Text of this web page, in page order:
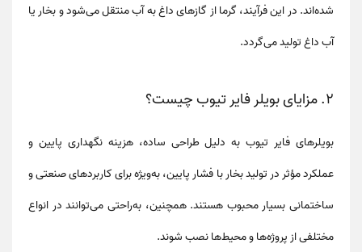
شده‌اند. در این فرآیند، گرما از گازهای داغ به آب منتقل می‌شود و بخار یا
آب داغ تولید می‌گردد.
۲. مزایای بویلر فایر تیوب چیست؟
بویلرهای فایر تیوب به دلیل طراحی ساده، هزینه نگهداری پایین و
عملکرد مؤثر در تولید بخار با فشار پایین، به‌ویژه برای کاربردهای صنعتی و
ساختمانی بسیار محبوب هستند. همچنین، به‌راحتی می‌توانند در انواع
مختلفی از پروژه‌ها و محیط‌ها نصب شوند.